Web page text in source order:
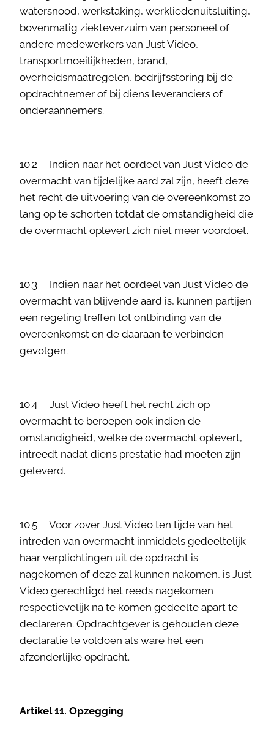
watersnood, werkstaking, werkliedenuitsluiting,
bovenmatig ziekteverzuim van personeel of
andere medewerkers van Just Video,
transportmoeilijkheden, brand,
overheidsmaatregelen, bedrijfsstoring bij de
opdrachtnemer of bij diens leveranciers of
onderaannemers.
10.2 Indien naar het oordeel van Just Video de
overmacht van tijdelijke aard zal zijn, heeft deze
het recht de uitvoering van de overeenkomst zo
lang op te schorten totdat de omstandigheid die
de overmacht oplevert zich niet meer voordoet.
10.3 Indien naar het oordeel van Just Video de
overmacht van blijvende aard is, kunnen partijen
een regeling treffen tot ontbinding van de
overeenkomst en de daaraan te verbinden
gevolgen.
10.4 Just Video heeft het recht zich op
overmacht te beroepen ook indien de
omstandigheid, welke de overmacht oplevert,
intreedt nadat diens prestatie had moeten zijn
geleverd.
10.5 Voor zover Just Video ten tijde van het
intreden van overmacht inmiddels gedeeltelijk
haar verplichtingen uit de opdracht is
nagekomen of deze zal kunnen nakomen, is Just
Video gerechtigd het reeds nagekomen
respectievelijk na te komen gedeelte apart te
declareren. Opdrachtgever is gehouden deze
declaratie te voldoen als ware het een
afzonderlijke opdracht.
Artikel 11. Opzegging